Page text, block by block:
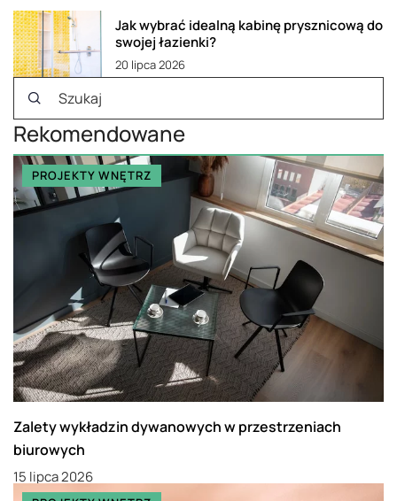
Jak wybrać idealną kabinę prysznicową do
swojej łazienki?
20 lipca 2026
Rekomendowane
PROJEKTY WNĘTRZ
Zalety wykładzin dywanowych w przestrzeniach
biurowych
15 lipca 2026